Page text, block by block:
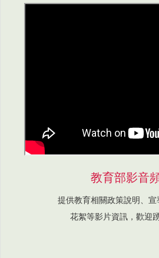
教育部影音
提供教育相關政策說明、宣
花絮等影片資訊，歡迎